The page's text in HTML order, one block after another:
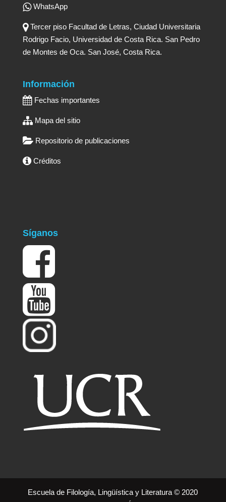
WhatsApp
Tercer piso Facultad de Letras, Ciudad Universitaria
Rodrigo Facio, Universidad de Costa Rica. San Pedro
de Montes de Oca. San José, Costa Rica.
Información
Fechas importantes
Mapa del sitio
Repositorio de publicaciones
Créditos
Síganos
Escuela de Filología, Lingüística y Literatura © 2020